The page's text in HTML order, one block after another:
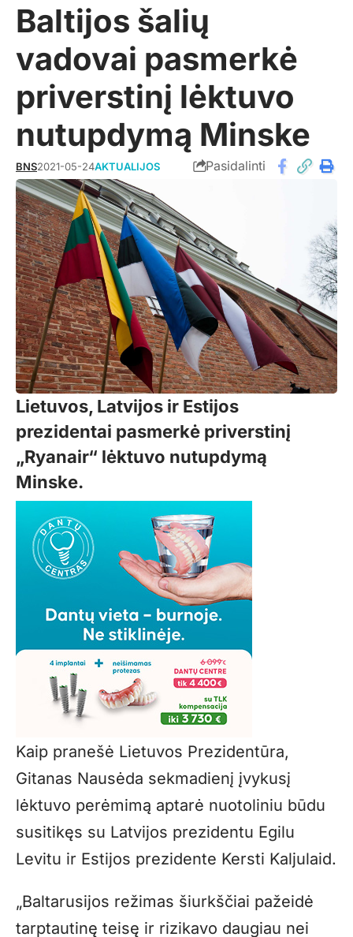
Baltijos šalių
vadovai pasmerkė
priverstinį lėktuvo
nutupdymą Minske
BNS2021-05-24AKTUALIJOS Pasidalinti
Lietuvos, Latvijos ir Estijos
prezidentai pasmerkė priverstinį
„Ryanair“ lėktuvo nutupdymą
Minske.
Kaip pranešė Lietuvos Prezidentūra,
Gitanas Nausėda sekmadienį įvykusį
lėktuvo perėmimą aptarė nuotoliniu būdu
susitikęs su Latvijos prezidentu Egilu
Levitu ir Estijos prezidente Kersti Kaljulaid.
„Baltarusijos režimas šiurkščiai pažeidė
tarptautinę teisę ir rizikavo daugiau nei